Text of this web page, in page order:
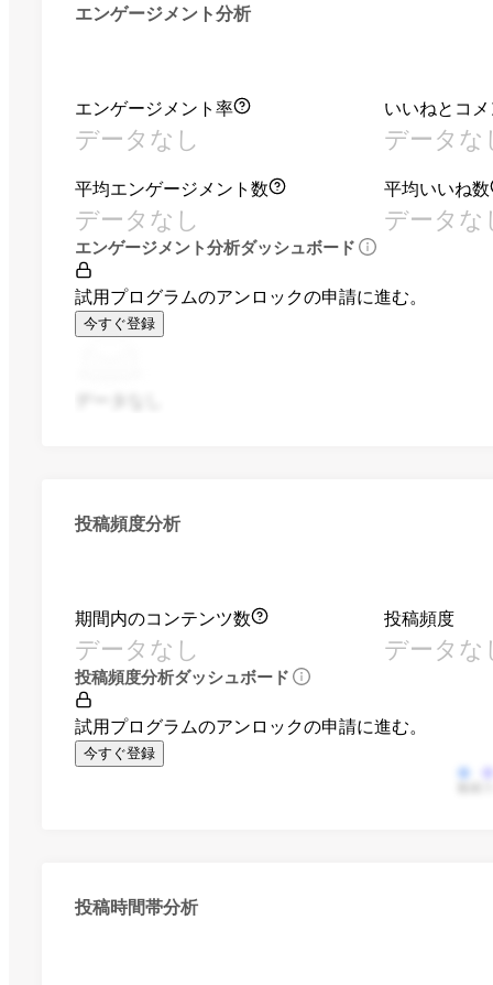
エンゲージメント分析
エンゲージメント率
データなし
いいねとコ
データな
平均エンゲージメント数
データなし
平均いいね数
データな
エンゲージメント分析ダッシュボード
試用プログラムのアンロックの申請に進む。
今すぐ登録
投稿頻度分析
期間内のコンテンツ数
データなし
投稿頻度
データな
投稿頻度分析ダッシュボード
試用プログラムのアンロックの申請に進む。
今すぐ登録
投稿時間帯分析